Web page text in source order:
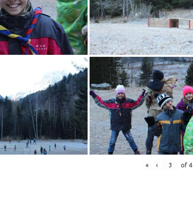
« ‹ of 4